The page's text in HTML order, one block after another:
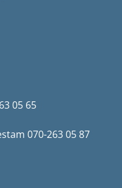
05 65
070-263 05 87